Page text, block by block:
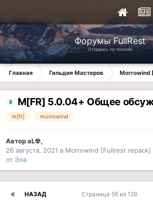
Форумы FullRest
Оторвись по полной!
Главная Гильдия Мастеров Morrowind
M[FR] 5.0.04+ Общее
m[fr] morrowind
АвторaL☢,
26 августа, 2021 в Morrowind [Fullrest repack]
от Эла
НАЗАД Страница 56 из 126